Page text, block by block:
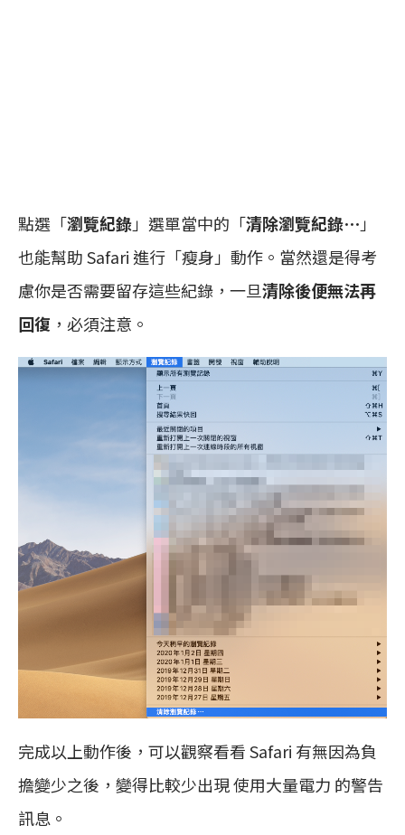
點選「瀏覽紀錄」選單當中的「清除瀏覽紀錄⋯ 」
也能幫助 Safari 進行「瘦身」動作。當然還是得考
慮你是否需要留存這些紀錄，一旦清除後便無法再
回復 ，必須注意。
完成以上動作後，可以觀察看看 Safari 有無因為負
擔變少之後，變得比較少出現 使用大量電力 的警告
訊息。